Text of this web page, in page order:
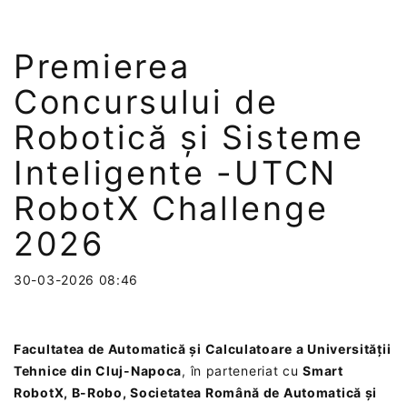
Premierea
Concursului de
Robotică și Sisteme
Inteligente -UTCN
RobotX Challenge
2026
30-03-2026 08:46
Facultatea de Automatică și Calculatoare a Universității
Tehnice din Cluj-Napoca, în parteneriat cuSmart
RobotX, B-Robo, Societatea Română de Automatică și